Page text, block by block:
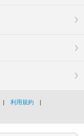
| 利用規約 |